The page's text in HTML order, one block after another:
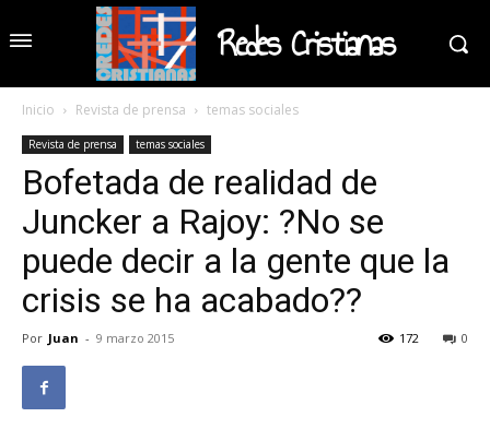
Redes Cristianas
Inicio Revista de prensa temas sociales
Revista de prensa temas sociales
Bofetada de realidad de
Juncker a Rajoy: ?No se
puede decir a la gente que la
crisis se ha acabado??
Por Juan - 9 marzo 2015 0
172